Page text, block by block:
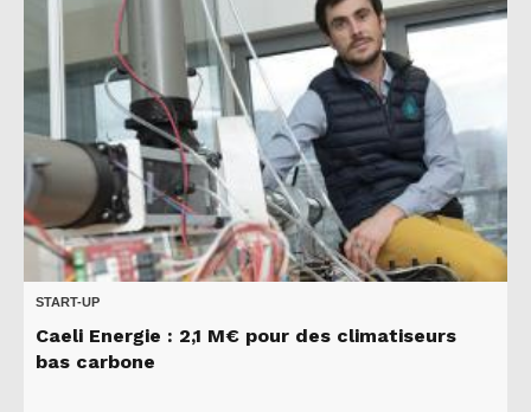
START-UP
Caeli Energie : 2,1 M€ pour des climatiseurs
bas carbone